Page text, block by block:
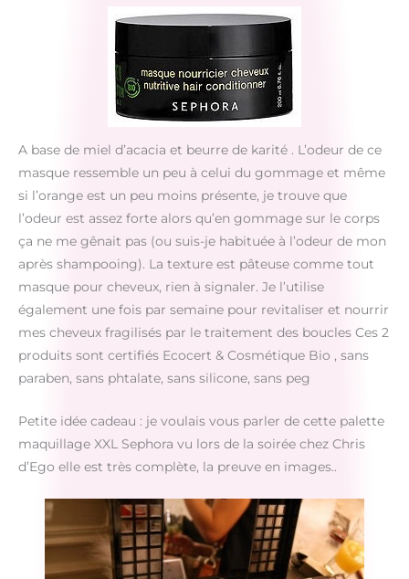
A base de miel d’acacia et beurre de karité . L’odeur de ce
masque ressemble un peu à celui du gommage et même
si l’orange est un peu moins présente, je trouve que
l’odeur est assez forte alors qu’en gommage sur le corps
ça ne me gênait pas (ou suis-je habituée à l’odeur de mon
après shampooing). La texture est pâteuse comme tout
masque pour cheveux, rien à signaler. Je l’utilise
également une fois par semaine pour revitaliser et nourrir
mes cheveux fragilisés par le traitement des boucles Ces 2
produits sont certifiés Ecocert & Cosmétique Bio , sans
paraben, sans phtalate, sans silicone, sans peg
Petite idée cadeau : je voulais vous parler de cette palette
maquillage XXL Sephora vu lors de la soirée chez Chris
d’Ego elle est très complète, la preuve en images..